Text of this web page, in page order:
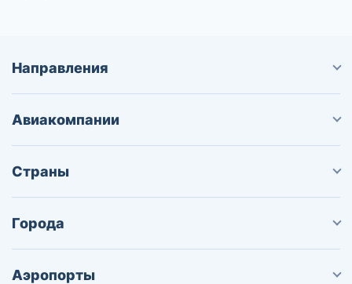
Направления
Авиакомпании
Страны
Города
Аэропорты